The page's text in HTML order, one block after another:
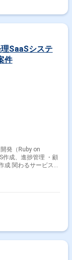
SaaSシステ
件
発（Ruby on
ス・
。